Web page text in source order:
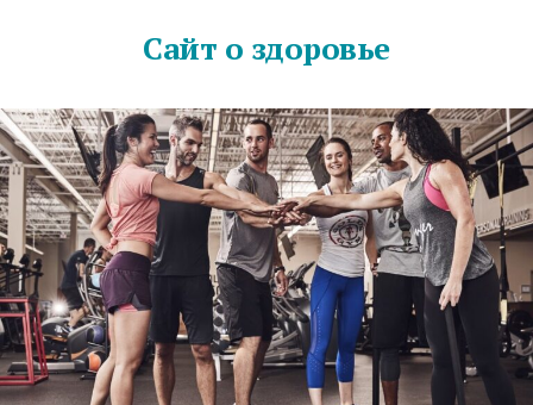
Сайт о здоровье